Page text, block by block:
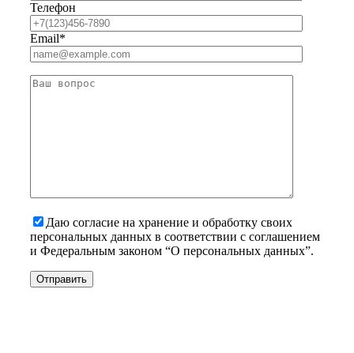
Телефон
Email*
Даю согласие на хранение и обработку своих
персональных данных в соответствии с соглашением
и Федеральным законом “О персональных данных”.